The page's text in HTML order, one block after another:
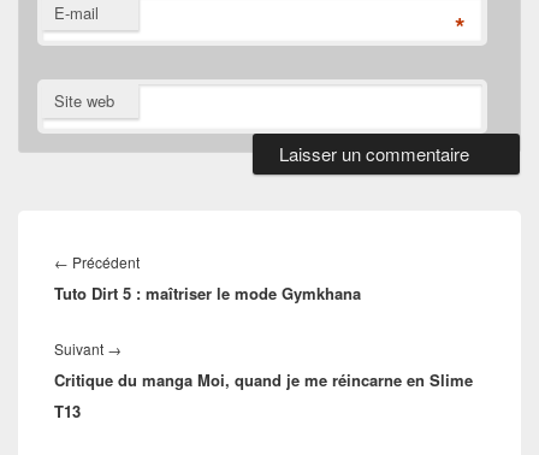
E-mail *
Site web
de
l’article
← PrécédentArticle
précédent :
Tuto Dirt 5 : maîtriser le mode Gymkhana
Suivant →
suivant :
Critique du manga Moi, quand je me réincarne en Slime
T13